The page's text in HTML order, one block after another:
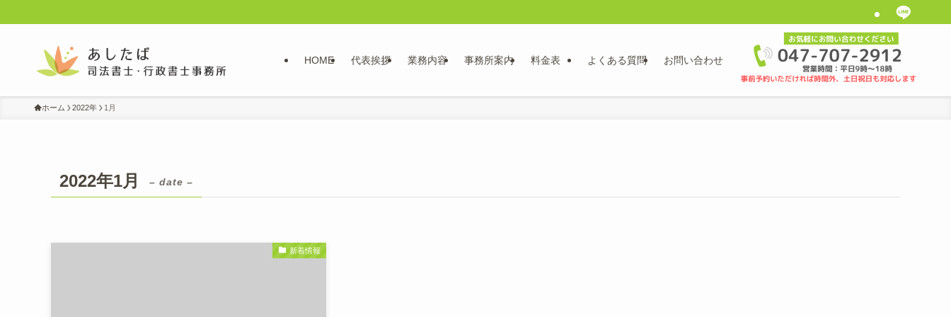
HOME 代表挨拶 業務内容 事務所案内 料金表 よくある質問 お問い合わせ
ホーム 2022年 1月
2022年1月 – date –
新着情報